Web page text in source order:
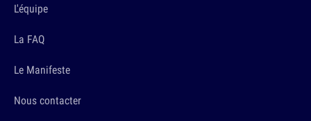
L'équipe
La FAQ
Le Manifeste
Nous contacter